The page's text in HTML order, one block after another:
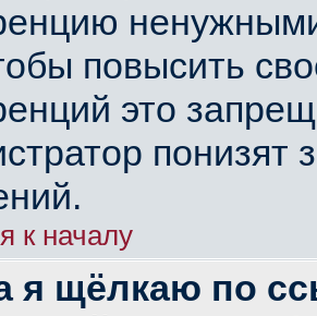
повысить
это
понизят
к началу
я щёлкаю по